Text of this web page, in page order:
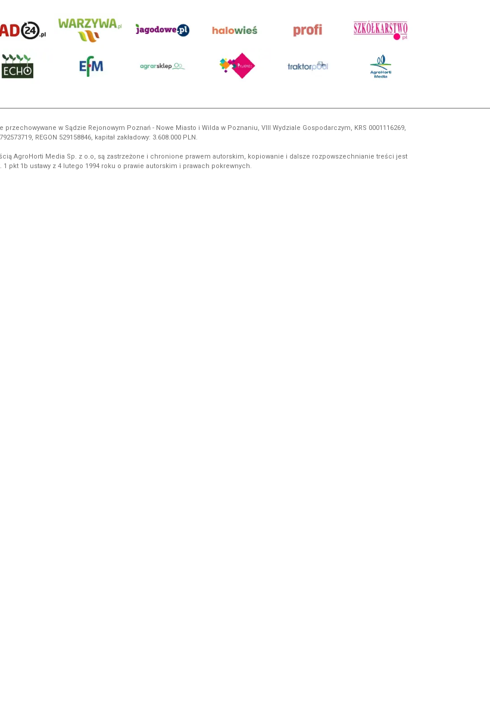
w Sądzie Rejonowym Poznań - Nowe Miasto i Wilda w Poznaniu, VIII Wydziale Gospodarczym, KRS 0001116269,
REGON 529158846, kapitał zakładowy: 3.608.000 PLN.
AgroHorti Media Sp. z o.o, są zastrzeżone i chronione prawem autorskim, kopiowanie i dalsze rozpowszechnianie treści jest
1 pkt 1b ustawy z 4 lutego 1994 roku o prawie autorskim i prawach pokrewnych.